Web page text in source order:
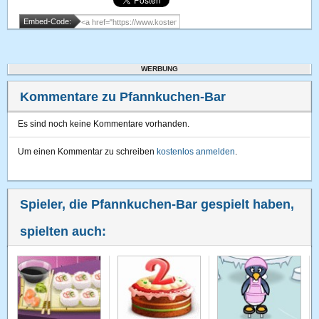
Embed-Code:
WERBUNG
Kommentare zu Pfannkuchen-Bar
Es sind noch keine Kommentare vorhanden.
Um einen Kommentar zu schreiben kostenlos anmelden.
Spieler, die Pfannkuchen-Bar gespielt haben,
spielten auch: